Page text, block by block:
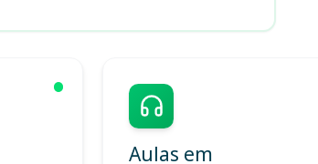
Aulas em